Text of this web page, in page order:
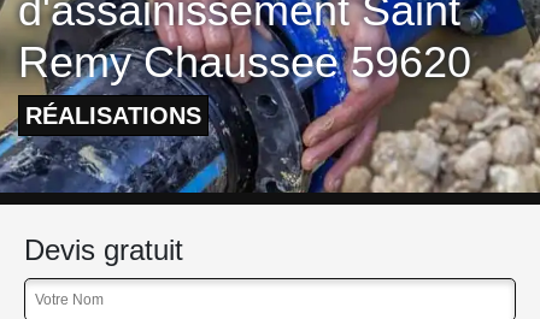
d'assainissement Saint
Remy Chaussee 59620
RÉALISATIONS
Devis gratuit